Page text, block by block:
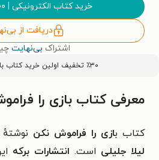
خرید کتاب الکترونیکی |
دریافت از
اشتراک بی‌نهایت
٪۳۰ تخفیف اولین خرید کتاب با کد
معرفی کتاب بازی را
کتاب بازی را فراموش نکن نوشتهٔ
لیلا جلیلی است. انتشارات برکه